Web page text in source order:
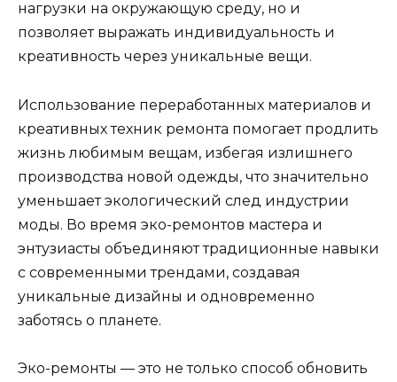
нагрузки на окружающую среду, но и
позволяет выражать индивидуальность и
креативность через уникальные вещи.
Использование переработанных материалов и
креативных техник ремонта помогает продлить
жизнь любимым вещам, избегая излишнего
производства новой одежды, что значительно
уменьшает экологический след индустрии
моды. Во время эко-ремонтов мастера и
энтузиасты объединяют традиционные навыки
с современными трендами, создавая
уникальные дизайны и одновременно
заботясь о планете.
Эко-ремонты — это не только способ обновить